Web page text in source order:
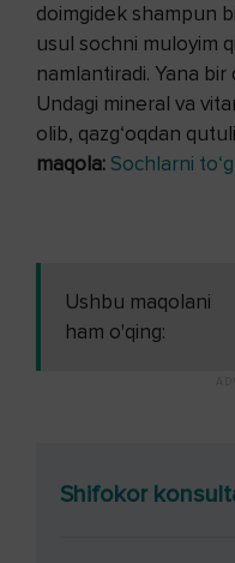
doimgidek shampun
usul sochni muloyim
namlantiradi. Yana
Undagi mineral va
olib, qazg‘oqdan
maqola: Sochlarni
Ushbu maqolani
ham o'qing:
Shifokor